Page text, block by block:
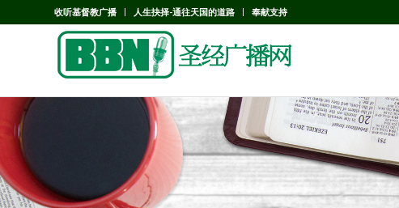
收听基督教广播 人生抉择-通往天国的道路 奉献支持